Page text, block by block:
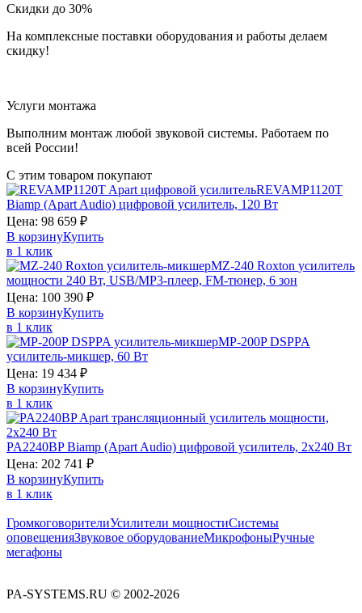
Скидки до 30%
На комплексные поставки оборудования и работы делаем
скидку!
Услуги монтажа
Выполним монтаж любой звуковой системы. Работаем по
всей России!
С этим товаром покупают
REVAMP1120T
Biamp (Apart Audio) цифровой усилитель, 120 Вт
Цена: 98 659 ₽
В корзинуКупить
в 1 клик
MZ-240 Roxton усилитель
мощности 240 Вт, USB/МР3-плеер, FM-тюнер, 6 зон
Цена: 100 390 ₽
В корзинуКупить
в 1 клик
MP-200PDSPPA
усилитель-микшер, 60 Вт
Цена: 19 434 ₽
В корзинуКупить
в 1 клик
PA2240BPBiamp (Apart Audio) цифровой усилитель, 2х240 Вт
Цена: 202 741 ₽
В корзинуКупить
в 1 клик
ГромкоговорителиУсилители мощностиСистемы
оповещенияЗвуковое оборудованиеМикрофоныРучные
мегафоны
PA-SYSTEMS.RU © 2002-2026